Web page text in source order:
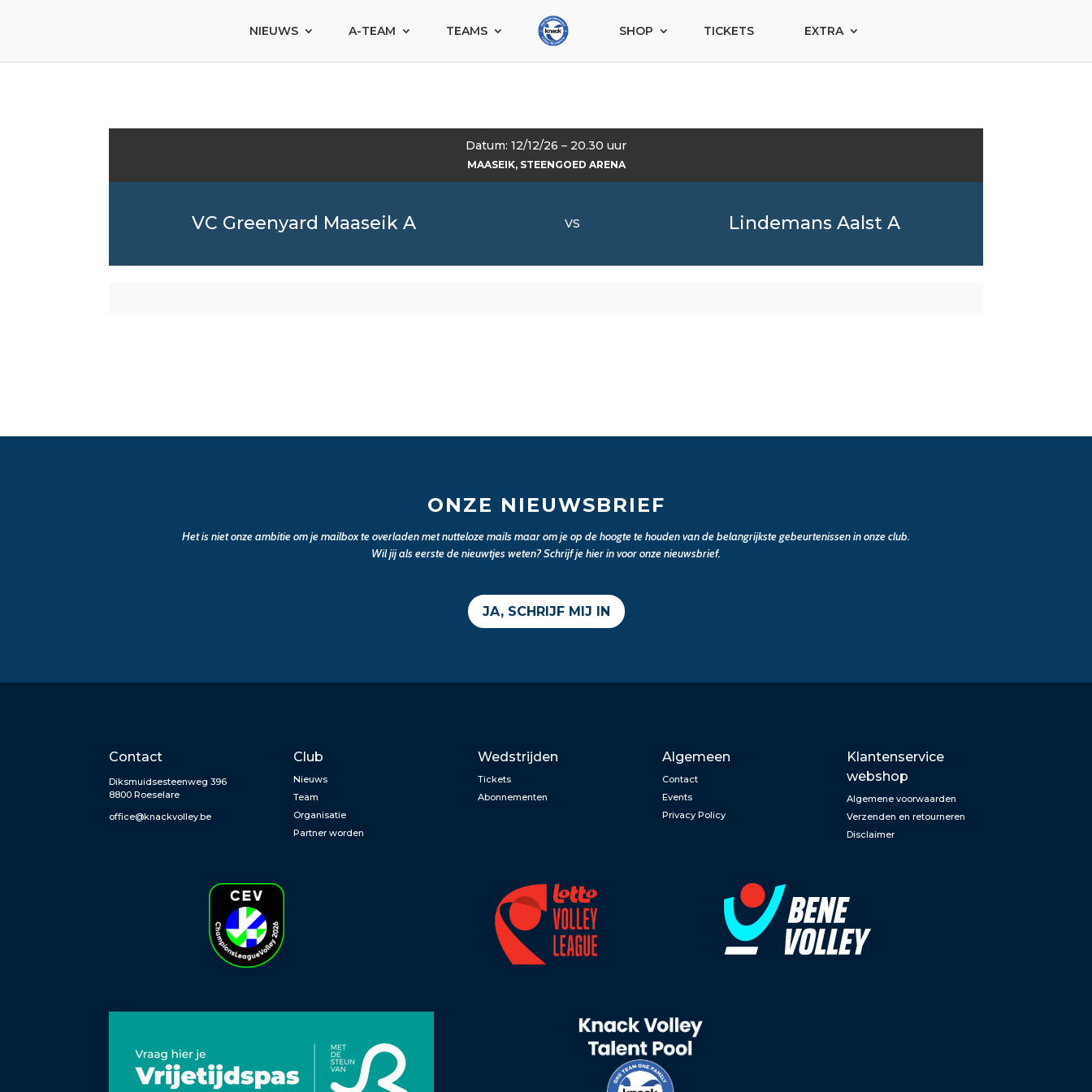
NIEUWS A-TEAM TEAMS SHOP TICKETS EXTRA
Datum: 12/12/26 – 20.30 uur
MAASEIK, STEENGOED ARENA
VC Greenyard Maaseik A VS Lindemans Aalst A
ONZE NIEUWSBRIEF
Het is niet onze ambitie om je mailbox te overladen met nutteloze mails maar om je op de hoogte te houden van de belangrijkste gebeurtenissen in onze club.
Wil jij als eerste de nieuwtjes weten? Schrijf je hier in voor onze nieuwsbrief.
JA, SCHRIJF MIJ IN
Contact
Diksmuidsesteenweg 396
8800 Roeselare
office@knackvolley.be
Club
Nieuws
Team
Organisatie
Partner worden
Wedstrijden
Tickets
Abonnementen
Algemeen
Contact
Events
Privacy Policy
Klantenservice
webshop
Algemene voorwaarden
Verzenden en retourneren
Disclaimer